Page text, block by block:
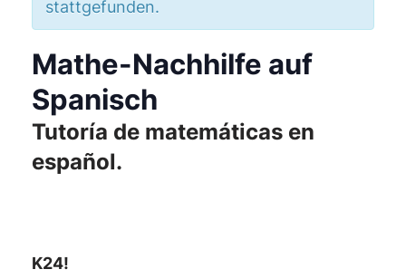
stattgefunden.
Mathe-Nachhilfe auf
Spanisch
Tutoría de matemáticas en
español.
K24!